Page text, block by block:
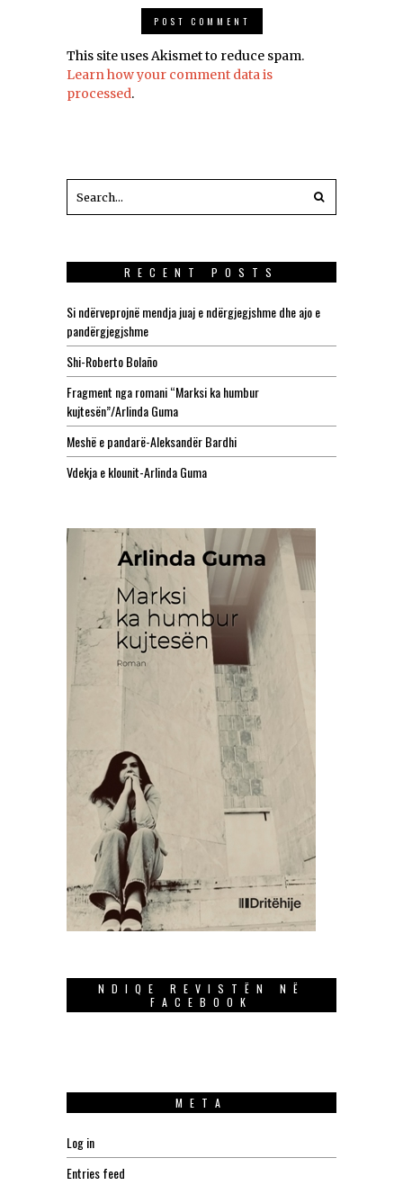
This site uses Akismet to reduce spam.
Learn how your comment data is
processed.
RECENT POSTS
Si ndërveprojnë mendja juaj e ndërgjegjshme dhe ajo e
pandërgjegjshme
Shi-Roberto Bolaño
Fragment nga romani “Marksi ka humbur
kujtesën”/Arlinda Guma
Meshë e pandarë-Aleksandër Bardhi
Vdekja e klounit-Arlinda Guma
NDIQE REVISTËN NË
FACEBOOK
META
Log in
Entries feed